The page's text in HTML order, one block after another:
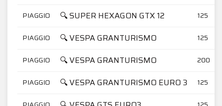
PIAGGIO 🔍 SUPER HEXAGON GTX 12 125
PIAGGIO 🔍 VESPA GRANTURISMO 125
PIAGGIO 🔍 VESPA GRANTURISMO 200
PIAGGIO 🔍 VESPA GRANTURISMO EURO 3 125